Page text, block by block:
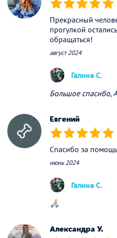
(*) (*) (*) (*) (*)
Прекрасный
прогулкой
обращаться!
август 2024
Галина С.
Большое спасибо,
Евгений
(*) (*) (*) (*) (*)
Спасибо за
июнь 2024
Галина С.
🙏🏼
Александра У.